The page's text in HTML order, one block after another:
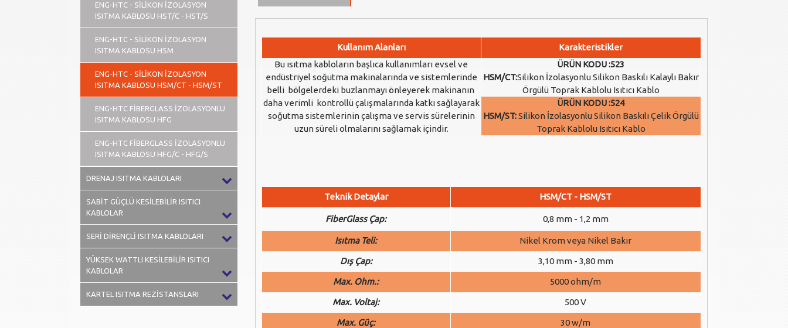
ENG-HTC - SİLİKON İZOLASYON
ISITMA KABLOSU HST/C - HST/S
ENG-HTC - SİLİKON İZOLASYON
ISITMA KABLOSU HSM
ENG-HTC - SİLİKON İZOLASYON
ISITMA KABLOSU HSM/CT - HSM/ST
ENG-HTC FİBERGLASS İZOLASYONLU
ISITMA KABLOSU HFG
ENG-HTC FİBERGLASS İZOLASYONLU
ISITMA KABLOSU HFG/C - HFG/S
DRENAJ ISITMA KABLOLARI
SABİT GÜÇLÜ KESİLEBİLİR ISITICI
KABLOLAR
SERİ DİRENÇLİ ISITMA KABLOLARI
YÜKSEK WATTLI KESİLEBİLİR ISITICI
KABLOLAR
KARTEL ISITMA REZİSTANSLARI
Kullanım Alanları
Karakteristikler
Bu ısıtma kabloların başlıca kullanımları evsel ve
endüstriyel soğutma makinalarında ve sistemlerinde
belli bölgelerdeki buzlanmayı önleyerek makinanın
daha verimli kontrollü çalışmalarında katkı sağlayarak
soğutma sistemlerinin çalışma ve servis sürelerinin
uzun süreli olmalarını sağlamak içindir.
ÜRÜN KODU :523
HSM/CT:Silikon İzolasyonlu Silikon Baskılı Kalaylı Bakır
Örgülü Toprak Kablolu Isıtıcı Kablo
ÜRÜN KODU :524
HSM/ST:Silikon İzolasyonlu Silikon Baskılı Çelik Örgülü
Toprak Kablolu Isıtıcı Kablo
Teknik Detaylar HSM/CT - HSM/ST
FiberGlass Çap: 0,8 mm - 1,2 mm
Isıtma Teli: Nikel Krom veya Nikel Bakır
Dış Çap: 3,10 mm - 3,80 mm
Max. Ohm.: 5000 ohm/m
Max. Voltaj: 500 V
Max. Güç: 30 w/m